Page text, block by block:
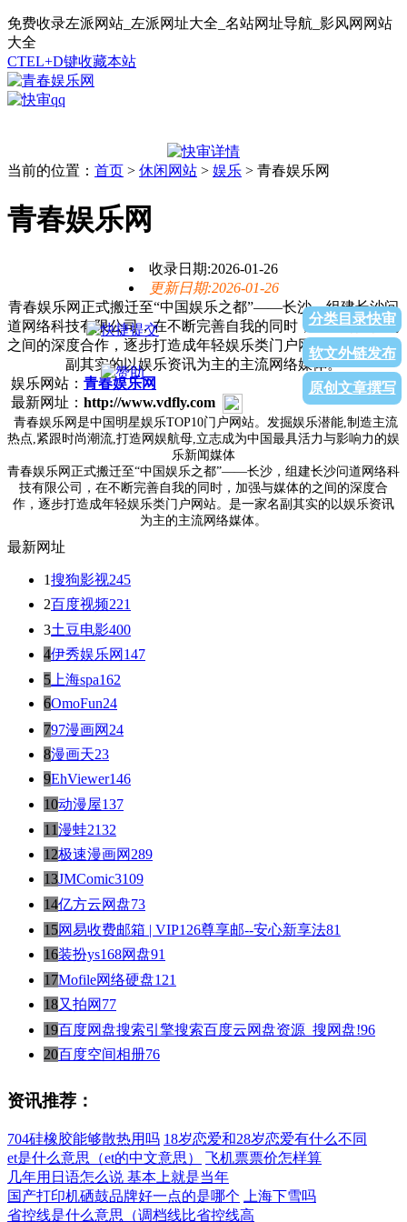
免费收录左派网站_左派网址大全_名站网址导航_影风网网站
大全
CTEL+D键收藏本站
分类目录快审
软文外链发布
原创文章撰写
当前的位置： 首页 > 休闲网站 > 娱乐 > 青春娱乐网
青春娱乐网
收录日期:2026-01-26
更新日期:2026-01-26
青春娱乐网正式搬迁至“中国娱乐之都”——长沙，组建长沙问
道网络科技有限公司，在不断完善自我的同时，加强与媒体的
之间的深度合作，逐步打造成年轻娱乐类门户网站。是一家名
副其实的以娱乐资讯为主的主流网络媒体。
娱乐网站： 青春娱乐网
最新网址： http://www.vdfly.com
青春娱乐网是中国明星娱乐TOP10门户网站。发掘娱乐潜能,制造主流
热点,紧跟时尚潮流,打造网娱航母,立志成为中国最具活力与影响力的娱
乐新闻媒体
青春娱乐网正式搬迁至“中国娱乐之都”——长沙，组建长沙问道网络科
技有限公司，在不断完善自我的同时，加强与媒体的之间的深度合
作，逐步打造成年轻娱乐类门户网站。是一家名副其实的以娱乐资讯
为主的主流网络媒体。
最新网址
1搜狗影视245
2百度视频221
3土豆电影400
4伊秀娱乐网 147
5 上海spa162
6OmoFun24
797漫画网 24
8漫画天23
9EhViewer146
10动漫屋137
11漫蛙2132
12极速漫画网 289
13JMComic3109
14亿方云网盘73
15网易收费邮箱 | VIP126尊享邮--安心新享法81
16装扮ys168网盘91
17Mofile网络硬盘121
18又拍网 77
19百度网盘搜索引擎搜索百度云网盘资源_搜网盘!96
20百度空间相册76
资讯推荐：
704硅橡胶能够散热用吗 18岁恋爱和28岁恋爱有什么不同
et是什么意思（et的中文意思）
飞机票票价怎样算
几年用日语怎么说 基本上就是当年
国产打印机硒鼓品牌好一点的是哪个
上海下雪吗
省控线是什么意思（调档线比省控线高